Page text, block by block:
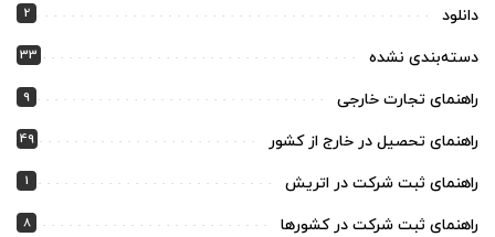
دانلود 2
دسته‌بندی نشده 33
راهنمای تجارت خارجی 9
راهنمای تحصیل در خارج از کشور 49
راهنمای ثبت شرکت در اتریش 1
راهنمای ثبت شرکت در کشورها 8